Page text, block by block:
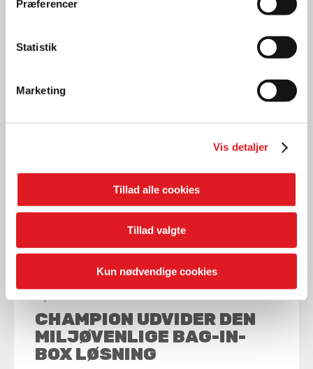
Præferencer
Statistik
Marketing
Vis detaljer
Tillad alle cookies
Tillad valgte
Kun nødvendige cookies
CHAMPION UDVIDER DEN
MILJØVENLIGE BAG-IN-
BOX LØSNING